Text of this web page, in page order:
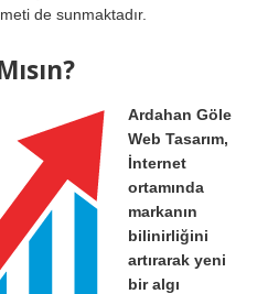
de sunmaktadır.
Ardahan Göle
Web Tasarım,
İnternet
ortamında
markanın
bilinirliğini
artırarak yeni
bir algı